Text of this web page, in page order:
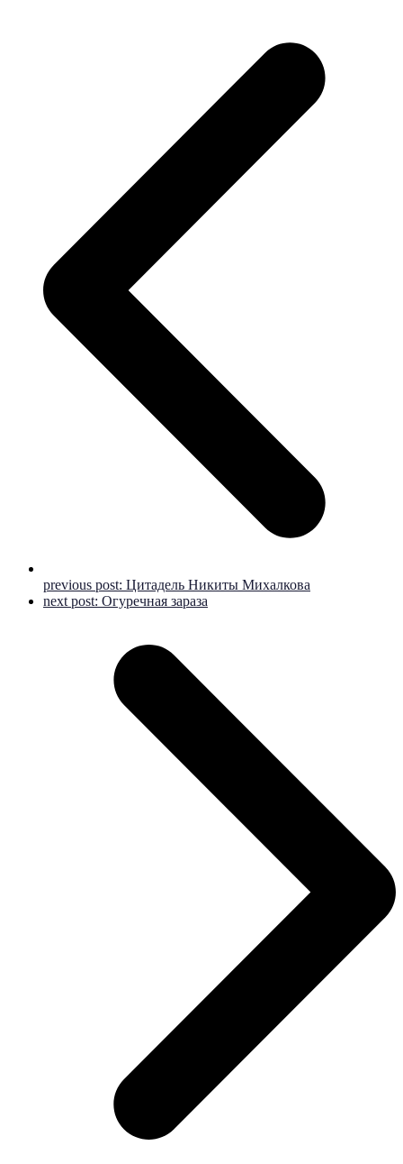
previous post: Цитадель Никиты Михалкова
next post: Огуречная зараза